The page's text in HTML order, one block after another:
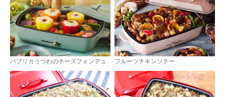
パプリカうつわのチーズフォンデュ フルーツチキンソテー